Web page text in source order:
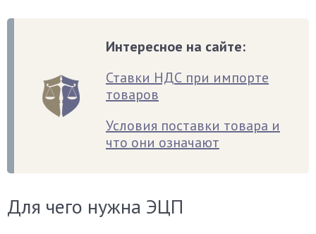
Интересное на сайте:
Ставки НДС при импорте
товаров
Условия поставки товара и
что они означают
Для чего нужна ЭЦП